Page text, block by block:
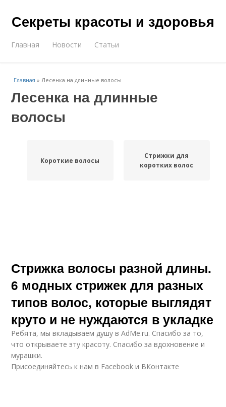
Секреты красоты и здоровья
Главная Новости Статьи
Главная »Лесенка на длинные волосы
Лесенка на длинные
волосы
Короткие волосы
Стрижки для
коротких волос
Стрижка волосы разной длины.
6 модных стрижек для разных
типов волос, которые выглядят
круто и не нуждаются в укладке
Ребята, мы вкладываем душу в AdMe.ru. Cпасибо за то,
что открываете эту красоту. Спасибо за вдохновение и
мурашки.
Присоединяйтесь к нам в Facebook и ВКонтакте